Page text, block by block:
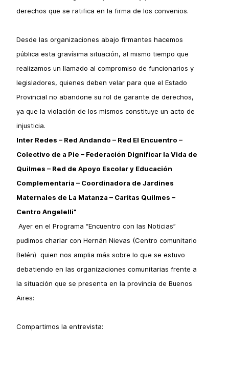
derechos que se ratifica en la firma de los convenios.
Desde las organizaciones abajo firmantes hacemos
pública esta gravísima situación, al mismo tiempo que
realizamos un llamado al compromiso de funcionarios y
legisladores, quienes deben velar para que el Estado
Provincial no abandone su rol de garante de derechos,
ya que la violación de los mismos constituye un acto de
injusticia.
Inter Redes – Red Andando – Red El Encuentro –
Colectivo de a Pie – Federación Dignificar la Vida de
Quilmes – Red de Apoyo Escolar y Educación
Complementaria – Coordinadora de Jardines
Maternales de La Matanza – Caritas Quilmes –
Centro Angelelli”
Ayer en el Programa “Encuentro con las Noticias”
pudimos charlar con Hernán Nievas (Centro comunitario
Belén) quien nos amplia más sobre lo que se estuvo
debatiendo en las organizaciones comunitarias frente a
la situación que se presenta en la provincia de Buenos
Aires:
Compartimos la entrevista: